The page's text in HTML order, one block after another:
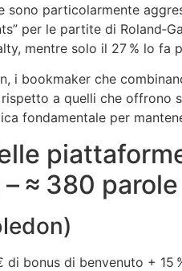
sono particolarmente
per le partite di
mentre solo il 27 % lo fa
i bookmaker che
a quelli che offrono
fondamentale per
≈ 380 parole
di bonus di benvenuto + 15